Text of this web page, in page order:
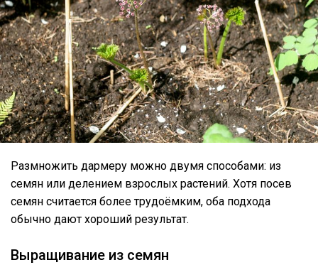
Размножить дармеру можно двумя способами: из
семян или делением взрослых растений. Хотя посев
семян считается более трудоёмким, оба подхода
обычно дают хороший результат.
Выращивание из семян